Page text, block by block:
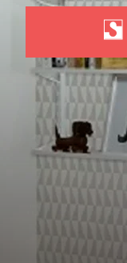
Bostäder
Lokaler
Om oss